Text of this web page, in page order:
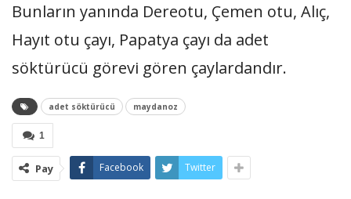
Bunların yanında Dereotu, Çemen otu, Alıç,
Hayıt otu çayı, Papatya çayı da adet
söktürücü görevi gören çaylardandır.
adet söktürücü maydanoz
1
Pay Facebook Twitter